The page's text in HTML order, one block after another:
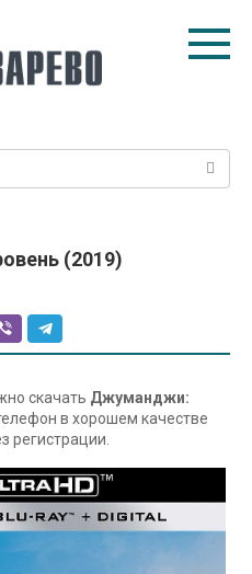
(2019)
скачать Джуманджи:
в хорошем качестве
регистрации.